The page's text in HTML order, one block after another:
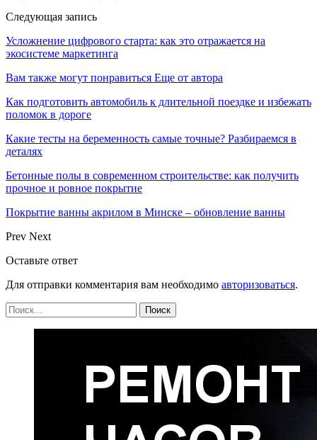
Следующая запись
Усложнение цифрового старта: как это отражается на
экосистеме маркетинга
Вам также могут понравиться Еще от автора
Как подготовить автомобиль к длительной поездке и избежать
поломок в дороге
Какие тесты на беременность самые точные? Разбираемся в
деталях
Бетонные полы в современном строительстве: как получить
прочное и ровное покрытие
Покрытие ванны акрилом в Минске – обновление ванны
Prev Next
Оставьте ответ
Для отправки комментария вам необходимо авторизоваться.